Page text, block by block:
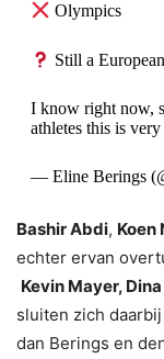
Olympics
Still a
I know right now,
athletes this is
— Eline Berings
Bashir Abdi, Koen
echter ervan
Kevin Mayer,
sluiten zich
dan Berings en